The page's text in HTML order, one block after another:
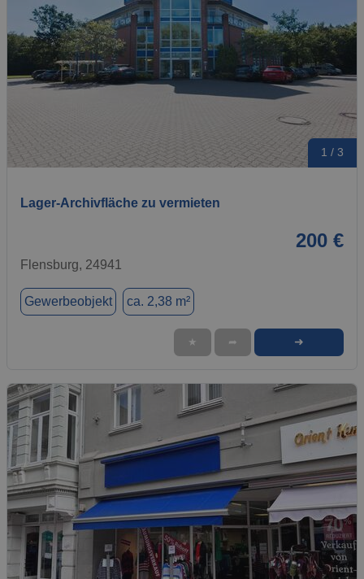
1 / 3
Lager-Archivfläche zu vermieten
200 €
Flensburg, 24941
Gewerbeobjekt ca. 2,38 m²
★ ➦ ➜